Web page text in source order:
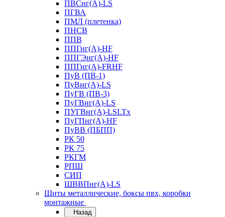
ПВСнг(А)-LS
ПГВА
ПМЛ (плетенка)
ПНСВ
ППВ
ППГнг(А)-HF
ППГЭнг(А)-HF
ППГнг(А)-FRHF
ПуВ (ПВ-1)
ПуВнг(А)-LS
ПуГВ (ПВ-3)
ПуГВнг(А)-LS
ПУГВнг(А)-LSLTx
ПуГПнг(А)-HF
ПуВВ (ПБПП)
РК 50
РК 75
РКГМ
РПШ
СИП
ШВВПнг(А)-LS
Щиты металлические, боксы пвх, коробки
монтажные
Назад